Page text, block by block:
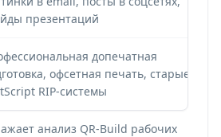
презентаций
допечатная
офсетная печать, старые
RIP-системы
анализ QR-Build рабочих